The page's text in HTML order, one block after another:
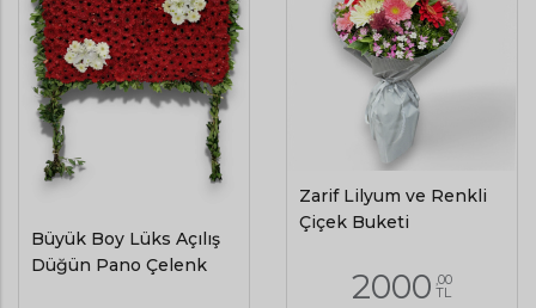
Büyük Boy Lüks Açılış
Düğün Pano Çelenk
Zarif Lilyum ve Renkli
Çiçek Buketi
2000 ,00
TL